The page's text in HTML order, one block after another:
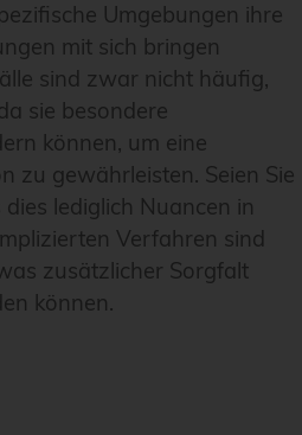
Umgebungen ihre
mit sich bringen
sind zwar nicht häufig,
sie besondere
können, um eine
zu gewährleisten. Seien Sie
lediglich Nuancen in
Verfahren sind
zusätzlicher Sorgfalt
können.